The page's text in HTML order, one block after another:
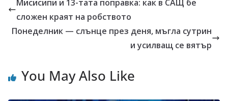
Мисисипи и 13-тата поправка: как в САЩ бе
сложен краят на робството
Понеделник — слънце през деня, мъгла сутрин
и усилващ се вятър
You May Also Like